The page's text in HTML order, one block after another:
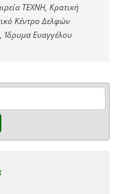
ΤΕΧΝΗ, Κρατική
Κέντρο Δελφών
Ίδρυμα Ευαγγέλου